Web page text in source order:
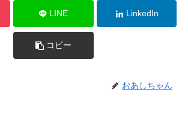
LINE LinkedIn
コピー
おあしちゃん